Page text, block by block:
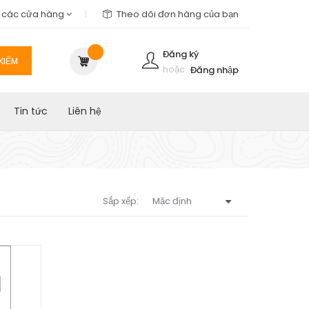
cửa hàng Theo dõi đơn hàng của bạn
Đăng ký
hoặc Đăng nhập
Tin tức Liên hệ
Sắp xếp: